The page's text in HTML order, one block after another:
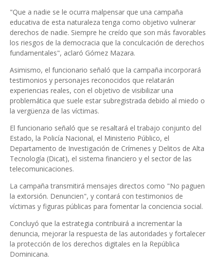
"Que a nadie se le ocurra malpensar que una campaña
educativa de esta naturaleza tenga como objetivo vulnerar
derechos de nadie. Siempre he creído que son más favorables
los riesgos de la democracia que la conculcación de derechos
fundamentales", aclaró Gómez Mazara.
Asimismo, el funcionario señaló que la campaña incorporará
testimonios y personajes reconocidos que relatarán
experiencias reales, con el objetivo de visibilizar una
problemática que suele estar subregistrada debido al miedo o
la vergüenza de las víctimas.
El funcionario señaló que se resaltará el trabajo conjunto del
Estado, la Policía Nacional, el Ministerio Público, el
Departamento de Investigación de Crímenes y Delitos de Alta
Tecnología (Dicat), el sistema financiero y el sector de las
telecomunicaciones.
La campaña transmitirá mensajes directos como "No paguen
la extorsión. Denuncien", y contará con testimonios de
víctimas y figuras públicas para fomentar la conciencia social.
Concluyó que la estrategia contribuirá a incrementar la
denuncia, mejorar la respuesta de las autoridades y fortalecer
la protección de los derechos digitales en la República
Dominicana.